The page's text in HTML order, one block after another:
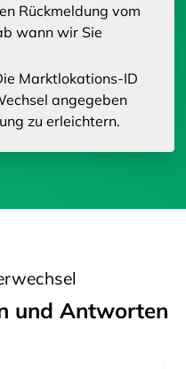
Rückmeldung vom
wann wir Sie
Marktlokations-ID
angegeben
zu erleichtern.
und Antworten